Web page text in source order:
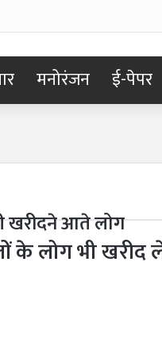
मनोरंजन ई-पेपर
खरीदने आते लोग
लोग भी खरीद